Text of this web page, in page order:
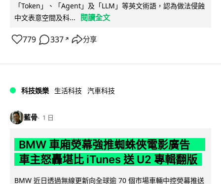
「Token」、「Agent」及「LLM」等英文術語，認為做法侵蝕
中文表意空間及科...
閱讀全文
779 337 ↗ 分享
科技娛樂 生活科技 汽車科技
藍骨 1 日
BMW 車廂熒幕強推蜘蛛俠電影廣告
車主怒轟堪比 iTunes 送 U2 專輯翻版
BMW 近日透過無線更新向全球逾 70 個市場車輛中控熒幕推送